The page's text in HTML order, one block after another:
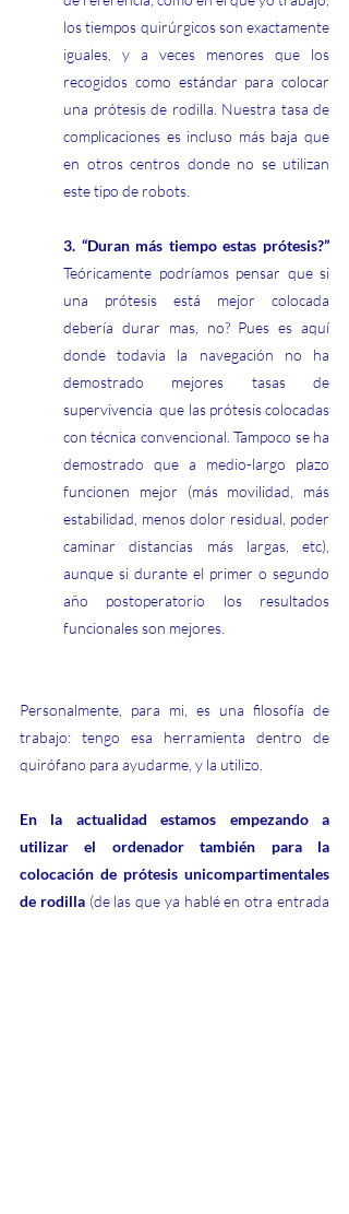
los tiempos quirúrgicos son exactamente
iguales, y a veces menores que los
recogidos como estándar para colocar
una prótesis de rodilla. Nuestra tasa de
complicaciones es incluso más baja que
en otros centros donde no se utilizan
este tipo de robots.
Teóricamente podríamos pensar que si
una prótesis está mejor colocada
debería durar mas, no? Pues es aquí
donde todavia la navegación no ha
demostrado mejores tasas de
supervivencia  que las prótesis colocadas
con técnica convencional. Tampoco se ha
demostrado que a medio-largo plazo
funcionen mejor (más movilidad, más
estabilidad, menos dolor residual, poder
caminar distancias más largas, etc),
aunque si durante el primer o segundo
año postoperatorio los resultados
funcionales son mejores.
Personalmente, para mi, es una filosofía de
trabajo: tengo esa herramienta dentro de
quirófano para ayudarme, y la utilizo.
En la actualidad estamos empezando a
utilizar el ordenador también para la
colocación de prótesis unicompartimentales
de rodilla (de las que ya hablé en otra entrada